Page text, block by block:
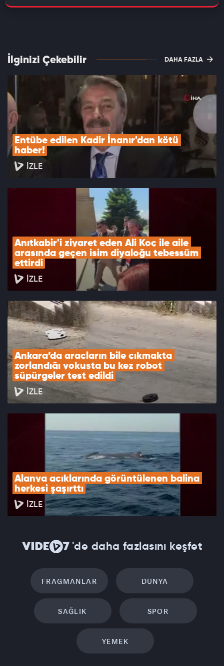
İlginizi Çekebilir DAHA FAZLA
Entübe edilen Kadir İnanır'dan kötü
haber!
İZLE
Anıtkabir'i ziyaret eden Ali Koç ile aile
arasında geçen isim diyaloğu tebessüm
ettirdi
İZLE
Ankara’da araçların bile çıkmakta
zorlandığı yokuşta bu kez robot
süpürgeler test edildi
İZLE
Alanya açıklarında görüntülenen balina
herkesi şaşırttı
İZLE
'de daha fazlasını keşfet
FRAGMANLAR DÜNYA
SAĞLIK SPOR
YEMEK